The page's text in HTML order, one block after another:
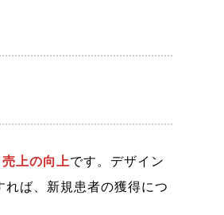
上の向上です。デザイン
ば、新規患者の獲得につ